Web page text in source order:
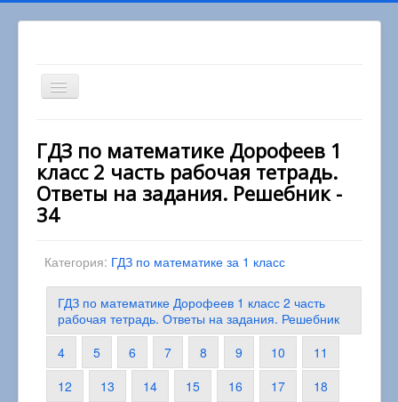
Включить/
выключить
Вы здесь:
Математика 1 класс
ГДЗ по математике Дорофеев 1 класс 2 часть
рабочая тетрадь. Ответы на задания. Решебник
ГДЗ по математике Дорофеев 1
класс 2 часть рабочая тетрадь.
Ответы на задания. Решебник -
34
Категория: ГДЗ по математике за 1 класс
ГДЗ по математике Дорофеев 1 класс 2 часть
рабочая тетрадь. Ответы на задания. Решебник
4
5 6 7 8 9 10
11
12
13 14 15 16 17
18